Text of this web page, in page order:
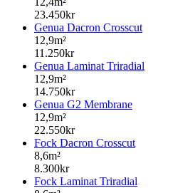
23.450kr
Genua Dacron Crosscut
12,9m²
11.250kr
Genua Laminat Triradial
12,9m²
14.750kr
Genua G2 Membrane
12,9m²
22.550kr
Fock Dacron Crosscut
8,6m²
8.300kr
Fock Laminat Triradial